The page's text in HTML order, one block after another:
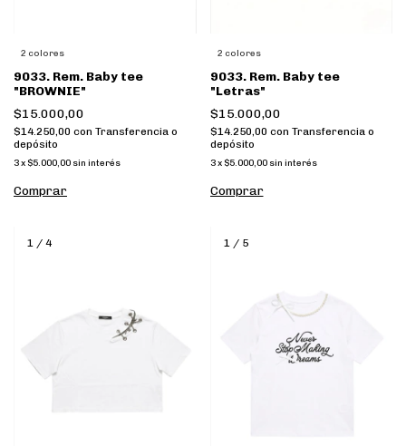
2 colores
9033. Rem. Baby tee
"BROWNIE"
$15.000,00
$14.250,00 con Transferencia o
depósito
3x $5.000,00 sin interés
Comprar
2 colores
9033. Rem. Baby tee
"Letras"
$15.000,00
$14.250,00 con Transferencia o
depósito
3 x $5.000,00 sin interés
Comprar
1 / 4 1/ 5